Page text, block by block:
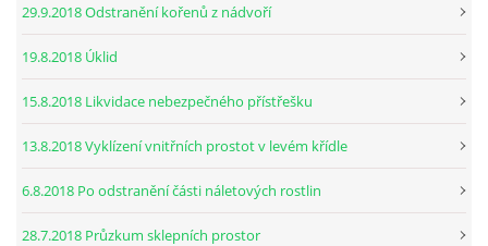
29.9.2018 Odstranění kořenů z nádvoří
19.8.2018 Úklid
15.8.2018 Likvidace nebezpečného přístřešku
13.8.2018 Vyklízení vnitřních prostot v levém křídle
6.8.2018 Po odstranění části náletových rostlin
28.7.2018 Průzkum sklepních prostor